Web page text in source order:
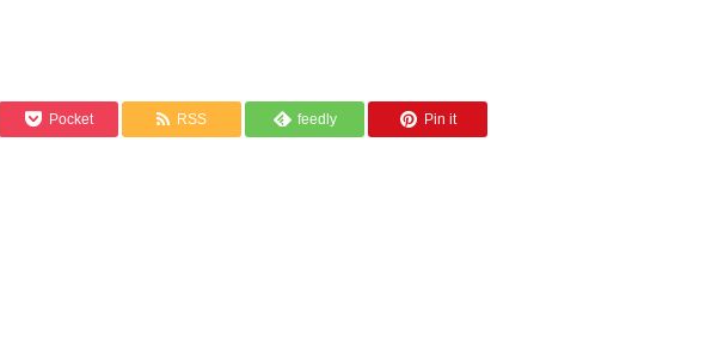
Pocket RSS feedly Pin it